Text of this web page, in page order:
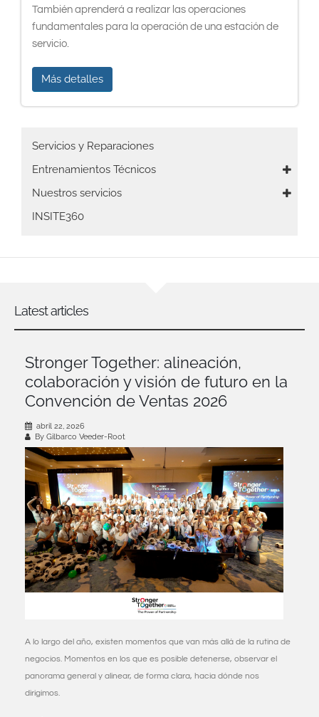
También aprenderá a realizar las operaciones
fundamentales para la operación de una estación de
servicio.
Más detalles
Main
navigation
Servicios y Reparaciones
Entrenamientos Técnicos
Nuestros servicios
INSITE360
Latest articles
Stronger Together: alineación,
colaboración y visión de futuro en la
Convención de Ventas 2026
abril 22, 2026
By Gilbarco Veeder-Root
A lo largo del año, existen momentos que van más allá de la rutina de
negocios. Momentos en los que es posible detenerse, observar el
panorama general y alinear, de forma clara, hacia dónde nos
dirigimos.